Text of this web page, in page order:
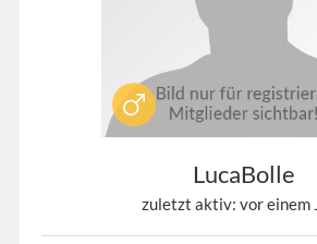
LucaBolle
zuletzt aktiv: vor einem